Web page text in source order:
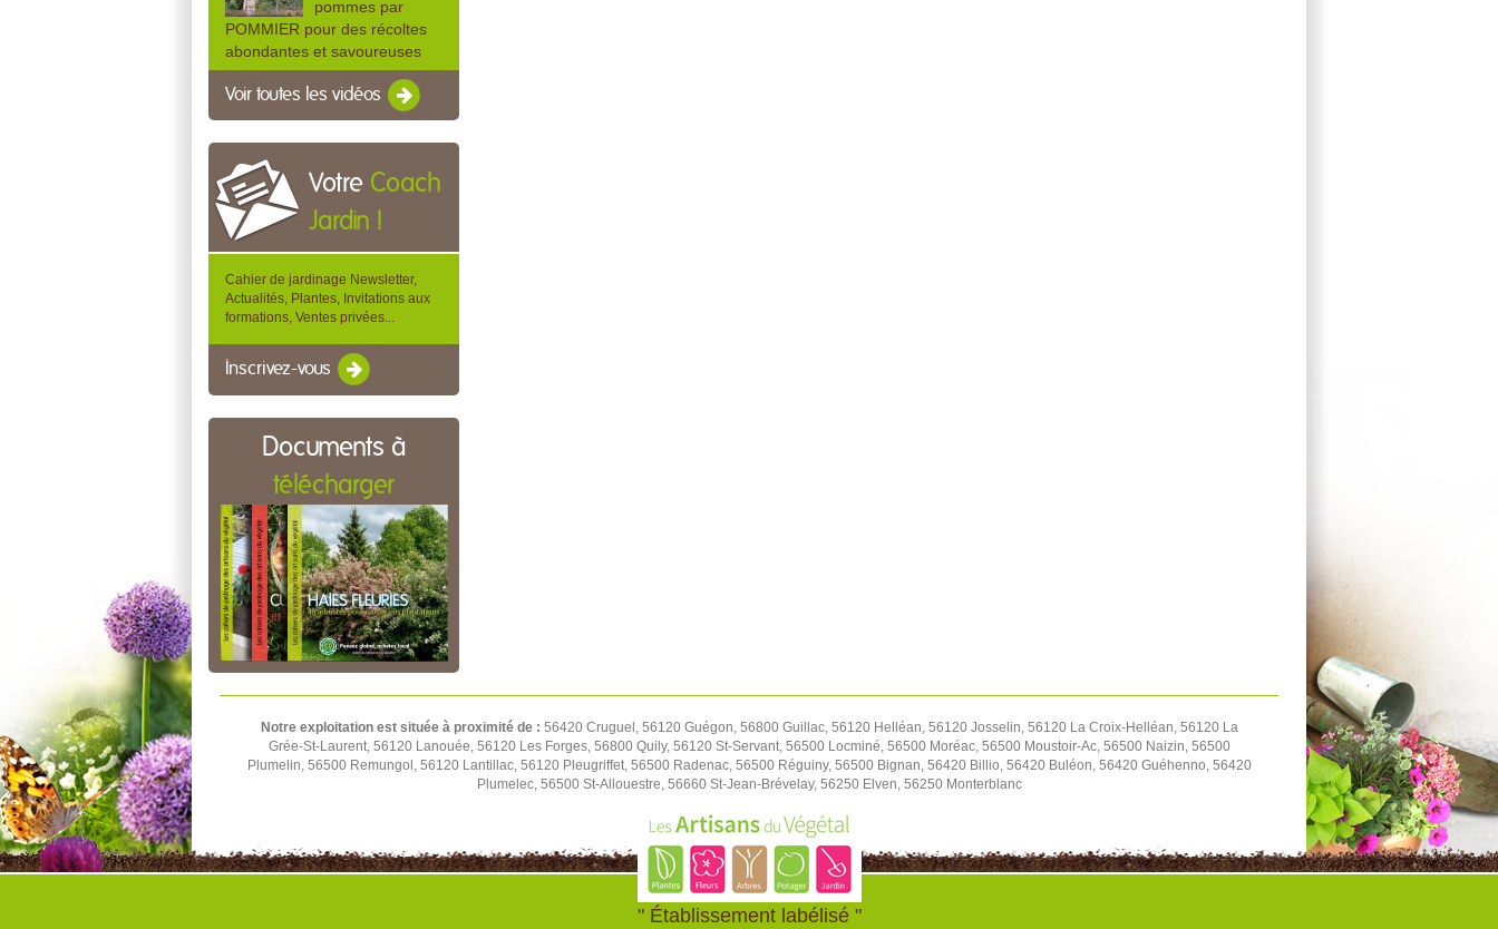
pommes par
POMMIER pour des récoltes
abondantes et savoureuses
Voir toutes les vidéos
Votre Coach
Jardin !
Cahier de jardinage Newsletter,
Actualités, Plantes, Invitations aux
formations, Ventes privées...
Inscrivez-vous
Documents à
télécharger
Notre exploitation est située à proximité de : 56420 Cruguel, 56120 Guégon, 56800 Guillac, 56120 Helléan, 56120 Josselin, 56120 La Croix-Helléan, 56120 La
Grée-St-Laurent, 56120 Lanouée, 56120 Les Forges, 56800 Quily, 56120 St-Servant, 56500 Locminé, 56500 Moréac, 56500 Moustoir-Ac, 56500 Naizin, 56500
Plumelin, 56500 Remungol, 56120 Lantillac, 56120 Pleugriffet, 56500 Radenac, 56500 Réguiny, 56500 Bignan, 56420 Billio, 56420 Buléon, 56420 Guéhenno, 56420
Plumelec, 56500 St-Allouestre, 56660 St-Jean-Brévelay, 56250 Elven, 56250 Monterblanc
" Établissement labélisé "